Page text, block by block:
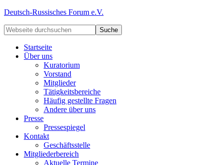
Deutsch-Russisches Forum e.V.
Startseite
Über uns
Kuratorium
Vorstand
Mitglieder
Tätigkeitsbereiche
Häufig gestellte Fragen
Andere über uns
Presse
Pressespiegel
Kontakt
Geschäftsstelle
Mitgliederbereich
Aktuelle Termine